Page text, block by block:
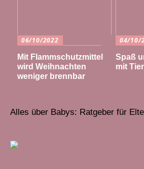
06/10/2022
Mit Flammschutzmittel
wird Weihnachten
weniger brennbar
04/10/
Spaß
mit
Alles über Babys: Ratgeber für